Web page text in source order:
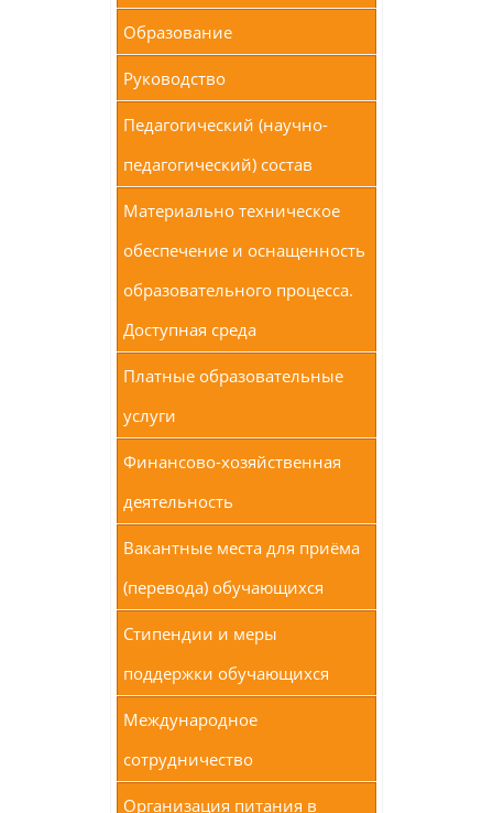
Образование
Руководство
Педагогический (научно-
педагогический) состав
Материально техническое
обеспечение и оснащенность
образовательного процесса.
Доступная среда
Платные образовательные
услуги
Финансово-хозяйственная
деятельность
Вакантные места для приёма
(перевода) обучающихся
Стипендии и меры
поддержки обучающихся
Международное
сотрудничество
Организация питания в